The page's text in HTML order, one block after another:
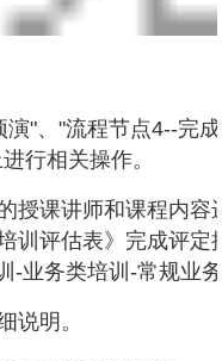
、"流程节点4--完成
行相关操作。
课讲师和课程内容
训评估表》完成评
-业务类培训-常规业
明。